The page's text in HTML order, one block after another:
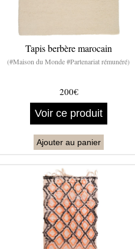
Tapis berbère marocain
(#Maison du Monde #Partenariat rémunéré)
200€
Voir ce produit
Ajouter au panier